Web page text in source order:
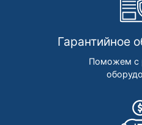
Гарантийное
Поможем с